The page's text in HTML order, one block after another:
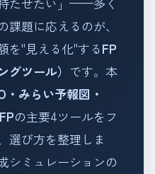
題に応えるのが、
を"見える化"するFP
ツール） です。本
・みらい予報図・
の主要4ツールをフ
選び方を整理しま
シミュレーションの